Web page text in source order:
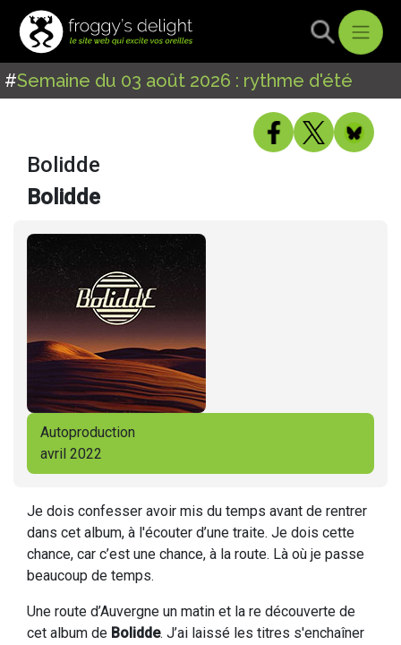
#Semaine du 03 août 2026 : rythme d'été
Bolidde
Bolidde
Autoproduction
avril 2022
Je dois confesser avoir mis du temps avant de rentrer
dans cet album, à l'écouter d’une traite. Je dois cette
chance, car c’est une chance, à la route. Là où je passe
beaucoup de temps.
Une route d’Auvergne un matin et la re découverte de
cet album de Bolidde. J’ai laissé les titres s'enchaîner